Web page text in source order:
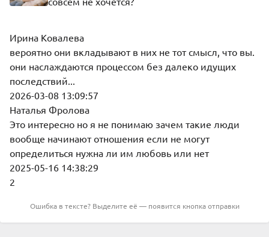
Ирина Ковалева
вероятно они вкладывают в них не тот смысл, что вы.
они наслаждаются процессом без далеко идущих
последствий...
2026-03-08 13:09:57
Наталья Фролова
Это интересно но я не понимаю зачем такие люди
вообще начинают отношения если не могут
определиться нужна ли им любовь или нет
2025-05-16 14:38:29
2
Ошибка в тексте? Выделите её — появится кнопка отправки